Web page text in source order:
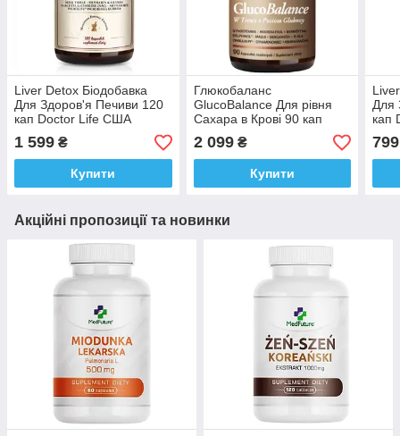
Liver Detox Біодобавка
Для Здоров'я Печиви 120
кап Doctor Life США
Доставка з ЄС
1 599 ₴
Купити
Глюкобаланс
GlucoBalance Для рівня
Сахара в Крові 90 кап
Doctor Life США Доставка
з ЄС
2 099₴
Купити
Для
кап
799
Акційні пропозиції та новинки